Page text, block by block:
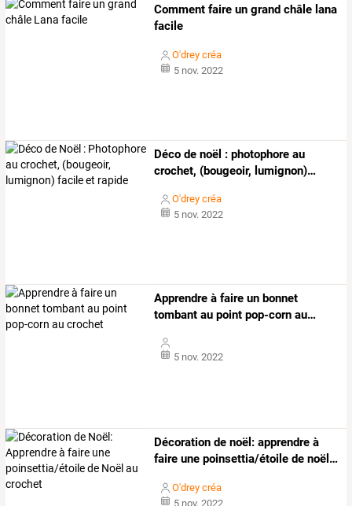
Comment faire un grand châle lana
facile
O'drey créa
5 nov. 2022
Déco de noël : photophore au
crochet, (bougeoir, lumignon)…
O'drey créa
5 nov. 2022
Apprendre à faire un bonnet
tombant au point pop-corn au…
5 nov. 2022
Décoration de noël: apprendre à
faire une poinsettia/étoile de noël …
O'drey créa
5 nov. 2022